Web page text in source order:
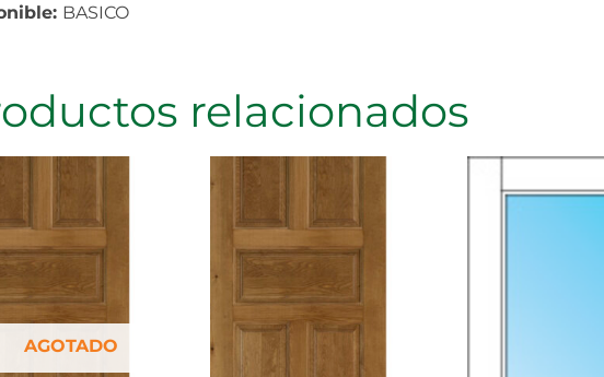
BASICO
relacionados
AGOTADO